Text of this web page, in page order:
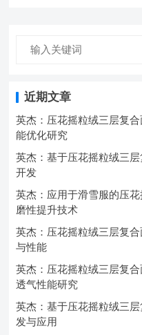
近期文章
英杰：压花摇粒绒三层复
能优化研究
英杰：基于压花摇粒绒三
开发
英杰：应用于滑雪服的压
磨性提升技术
英杰：压花摇粒绒三层复
与性能
英杰：压花摇粒绒三层复
透气性能研究
英杰：基于压花摇粒绒三
发与应用